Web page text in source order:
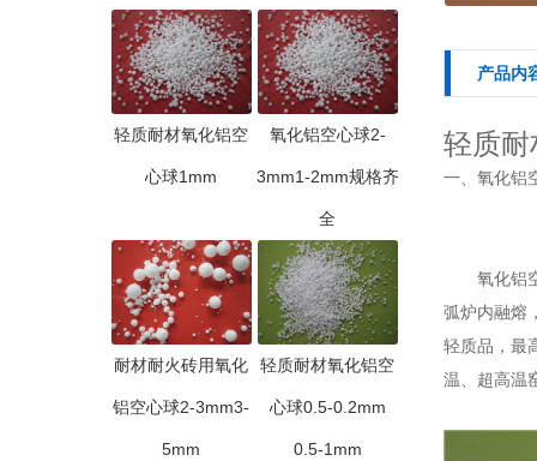
轻质耐材氧化铝空
心球1mm
氧化铝空心球2-
3mm1-2mm规格齐
全
耐材耐火砖用氧化
铝空心球2-3mm3-
5mm
轻质耐材氧化铝空
心球0.5-0.2mm
0.5-1mm
产品内
轻质耐
一、氧化铝
氧化铝空
弧炉内融熔
轻质品，最
温、超高温